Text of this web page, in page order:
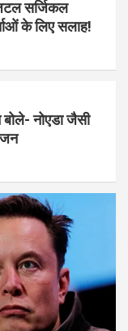
सर्जिकल
के लिए सलाह!
नोएडा जैसी